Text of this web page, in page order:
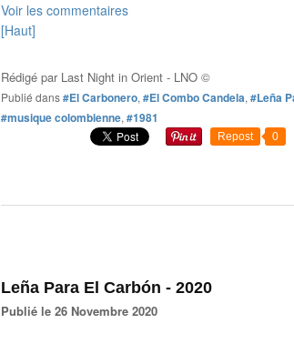
Voir les commentaires
[Haut]
Rédigé par Last Night in Orient - LNO ©
Publié dans#El Carbonero, #El Combo Candela, #Leña
#musique colombienne, #1981
Repost 0
Leña Para El Carbón - 2020
Publié le 26 Novembre 2020